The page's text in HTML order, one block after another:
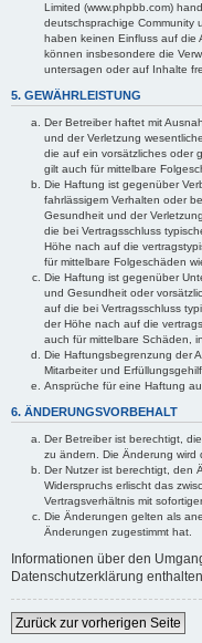
Limited (www.phpbb.com)
deutschsprachige Community
haben keinen Einfluss auf die
können insbesondere die
untersagen oder auf Inhalte
5. GEWÄHRLEISTUNG
Der Betreiber haftet mit
und der Verletzung
die auf ein vorsätzliches oder
gilt auch für mittelbare
Die Haftung ist gegenüber
fahrlässigem Verhalten oder
Gesundheit und der
die bei Vertragsschluss
Höhe nach auf die
für mittelbare Folgeschäden
Die Haftung ist gegenüber
und Gesundheit oder
auf die bei Vertragsschluss
der Höhe nach auf die
auch für mittelbare Schäden,
Die Haftungsbegrenzung der
Mitarbeiter und
Ansprüche für eine Haftung
6. ÄNDERUNGSVORBEHALT
Der Betreiber ist berechtigt,
zu ändern. Die Änderung wird
Der Nutzer ist berechtigt, den
Widerspruchs erlischt das
Vertragsverhältnis mit
Die Änderungen gelten als
Änderungen zugestimmt hat.
Informationen über den
Datenschutzerklärung
Zurück zur vorherigen Seite